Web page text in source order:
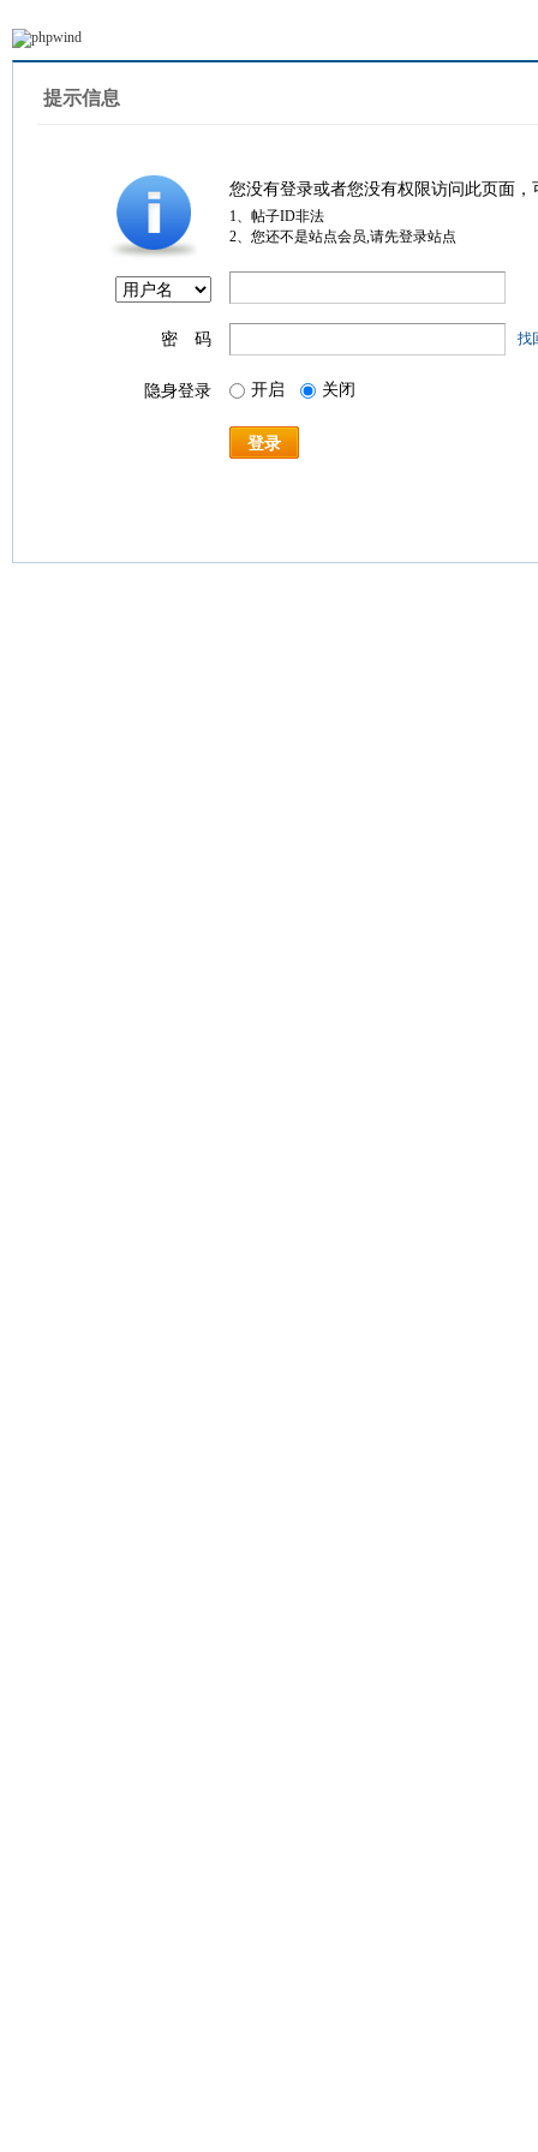
提示信息
您没有登录或者您没有权限访问此页面
1、帖子ID非法
2、您还不是站点会员,请先登录站点
密 码 找
隐身登录 开启 关闭
登录